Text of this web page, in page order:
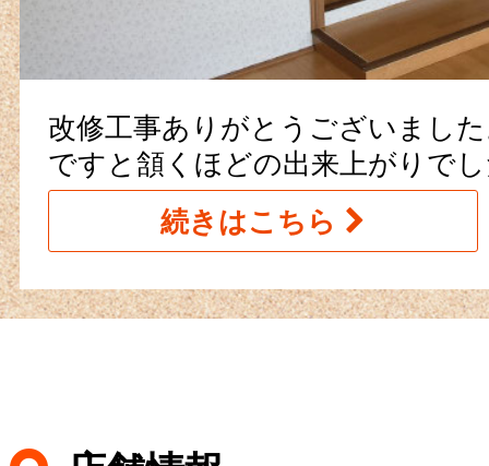
改修工事ありがとうございまし
ですと頷くほどの出来上がりで
続きはこちら